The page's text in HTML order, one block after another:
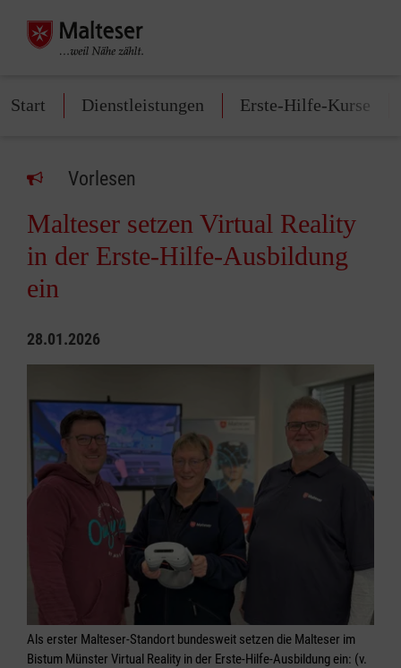
Start Dienstleistungen Erste-Hilfe-Kurse
Vorlesen
Malteser setzen Virtual Reality
in der Erste-Hilfe-Ausbildung
ein
28.01.2026
Als erster Malteser-Standort bundesweit setzen die Malteser im
Bistum Münster Virtual Reality in der Erste-Hilfe-Ausbildung ein: (v.